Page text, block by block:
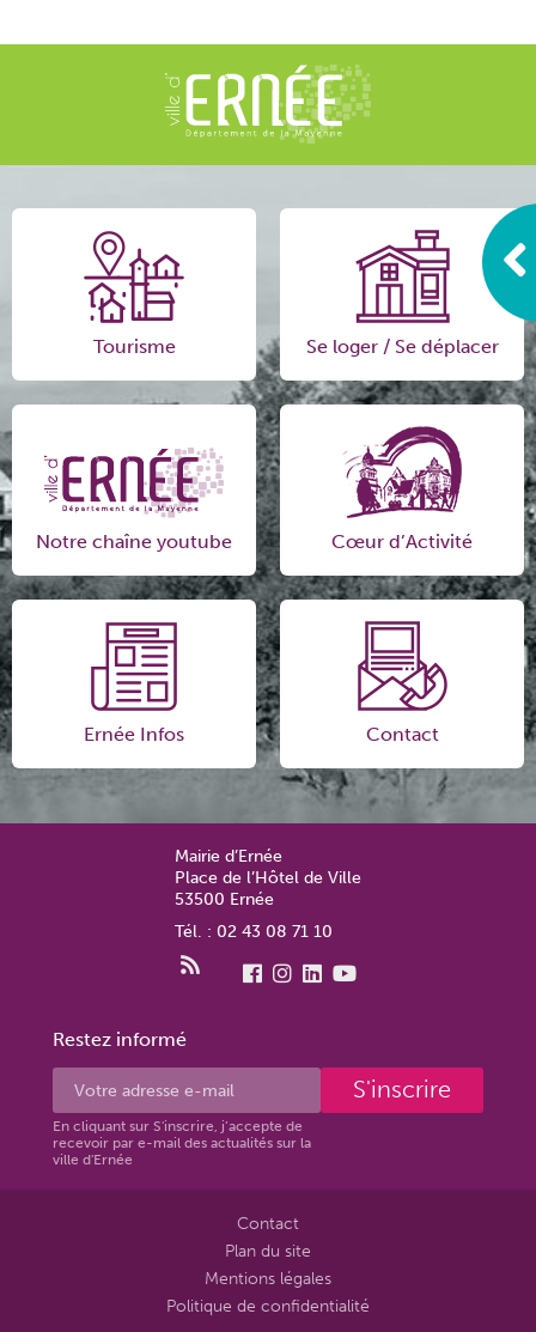
Tourisme Se loger / Se déplacer
Notre chaîne youtube Cœur d’Activité
Ernée Infos Contact
Mairie d’Ernée
Place de l’Hôtel de Ville
53500 Ernée
Tél. : 02 43 08 71 10
Restez informé
En cliquant sur S'inscrire, j’accepte de
recevoir par e-mail des actualités sur la
ville d'Ernée
S'inscrire
Contact
Plan du site
Mentions légales
Politique de confidentialité